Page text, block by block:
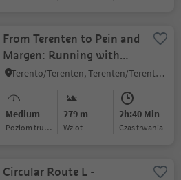
From Terenten to Pein and
Margen: Running with
Scenic Views
Terento/Terenten, Terenten/Terento, Brixen/Bressanone and environs
Medium
Poziom trudności
279 m
Wzlot
2h:40 Min
czas trwania
Circular Route L -